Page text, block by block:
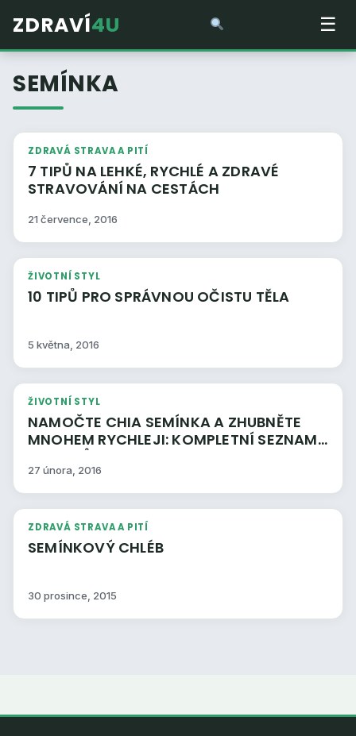
ZDRAVÍ4U ☰
SEMÍNKA
ZDRAVÁ STRAVA A PITÍ
7 TIPŮ NA LEHKÉ, RYCHLÉ A ZDRAVÉ
STRAVOVÁNÍ NA CESTÁCH
21 července, 2016
ŽIVOTNÍ STYL
10 TIPŮ PRO SPRÁVNOU OČISTU TĚLA
5 května, 2016
ŽIVOTNÍ STYL
NAMOČTE CHIA SEMÍNKA A ZHUBNĚTE
MNOHEM RYCHLEJI: KOMPLETNÍ SEZNAM
27 února, 2016
ZDRAVÁ STRAVA A PITÍ
SEMÍNKOVÝ CHLÉB
30 prosince, 2015